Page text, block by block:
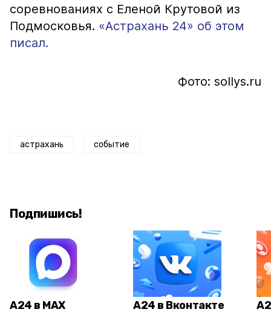
соревнованиях с Еленой Крутовой из
Подмосковья. «Астрахань 24» об этом
писал.
Фото: sollys.ru
астрахань событие
Подпишись!
А24 в MAX А24 в Вконтакте